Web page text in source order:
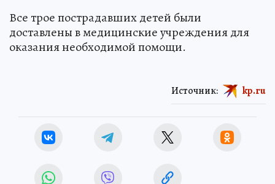
Все трое пострадавших детей были
доставлены в медицинские учреждения для
оказания необходимой помощи.
Источник: kp.ru